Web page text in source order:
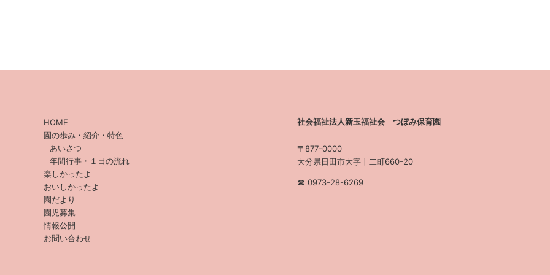
HOME
園の歩み・紹介・特色
あいさつ
年間行事・１日の流れ
楽しかったよ
おいしかったよ
園だより
園児募集
情報公開
お問い合わせ
社会福祉法人新玉福祉会 つぼみ保育園
〒877-0000
大分県日田市大字十二町660-20
☎︎ 0973-28-6269